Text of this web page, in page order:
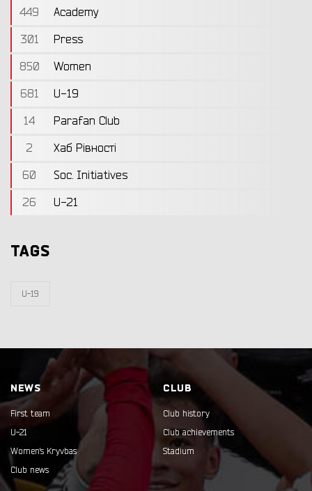
449
Academy
301
Press
850
Women
681
U-19
14
Parafan Club
2
Хаб Рівності
60
Soc. Initiatives
26
U-21
TAGS
U-19
NEWS
First team
U-21
Women's Kryvbas
Club news
CLUB
Club history
Club achievements
Stadium